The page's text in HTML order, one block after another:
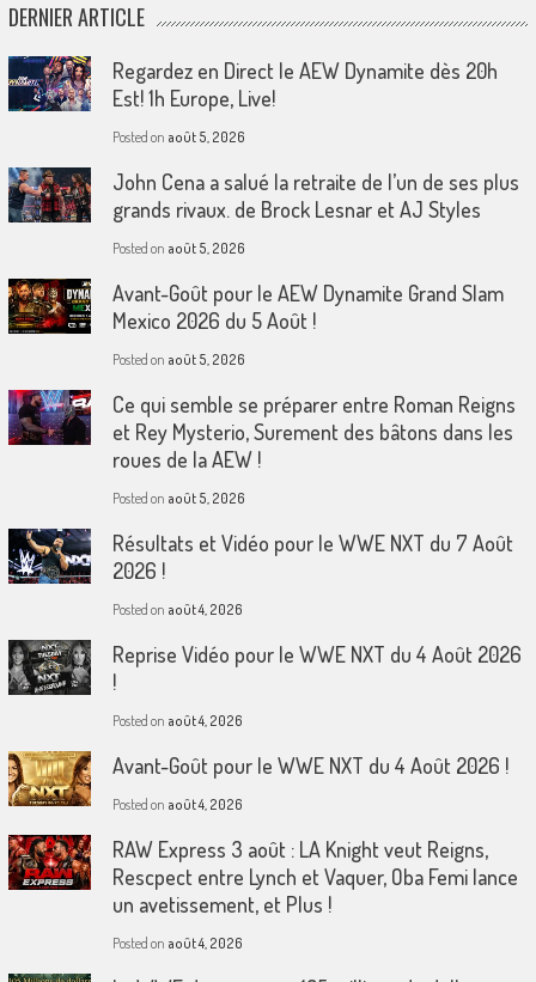
DERNIER ARTICLE
Regardez en Direct le AEW Dynamite dès 20h
Est! 1h Europe, Live!
Posted on août 5, 2026
John Cena a salué la retraite de l’un de ses plus
grands rivaux. de Brock Lesnar et AJ Styles
Posted on août 5, 2026
Avant-Goût pour le AEW Dynamite Grand Slam
Mexico 2026 du 5 Août !
Posted on août 5, 2026
Ce qui semble se préparer entre Roman Reigns
et Rey Mysterio, Surement des bâtons dans les
roues de la AEW !
Posted on août 5, 2026
Résultats et Vidéo pour le WWE NXT du 7 Août
2026 !
Posted on août 4, 2026
Reprise Vidéo pour le WWE NXT du 4 Août 2026
!
Posted on août 4, 2026
Avant-Goût pour le WWE NXT du 4 Août 2026 !
Posted on août 4, 2026
RAW Express 3 août : LA Knight veut Reigns,
Rescpect entre Lynch et Vaquer, Oba Femi lance
un avetissement, et Plus !
Posted on août 4, 2026